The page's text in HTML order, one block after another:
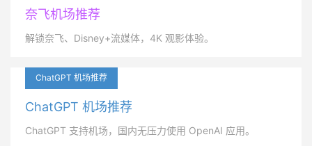
奈飞机场推荐
解锁奈飞、Disney+流媒体，4K 观影体验。
ChatGPT 机场推荐
ChatGPT 机场推荐
ChatGPT 支持机场，国内无压力使用 OpenAI 应用。